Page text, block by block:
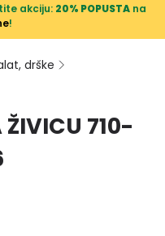
akciju: 20% POPUSTAna
!
drške
ŽIVICU 710-